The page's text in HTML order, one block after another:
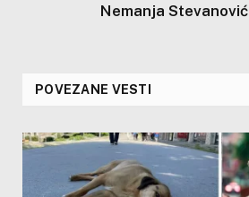
Nemanja Stevanović
POVEZANE VESTI